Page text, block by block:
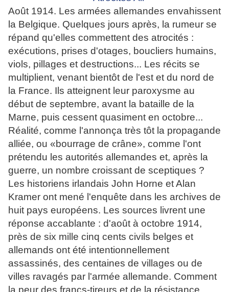
Août 1914. Les armées allemandes envahissent
la Belgique. Quelques jours après, la rumeur se
répand qu'elles commettent des atrocités :
exécutions, prises d'otages, boucliers humains,
viols, pillages et destructions... Les récits se
multiplient, venant bientôt de l'est et du nord de
la France. Ils atteignent leur paroxysme au
début de septembre, avant la bataille de la
Marne, puis cessent quasiment en octobre...
Réalité, comme l'annonça très tôt la propagande
alliée, ou «bourrage de crâne», comme l'ont
prétendu les autorités allemandes et, après la
guerre, un nombre croissant de sceptiques ?
Les historiens irlandais John Horne et Alan
Kramer ont mené l'enquête dans les archives de
huit pays européens. Les sources livrent une
réponse accablante : d'août à octobre 1914,
près de six mille cinq cents civils belges et
allemands ont été intentionnellement
assassinés, des centaines de villages ou de
villes ravagés par l'armée allemande. Comment
la peur des francs-tireurs et de la résistance